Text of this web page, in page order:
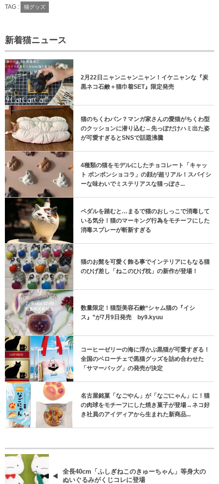
TAG : 猫グッズ
新着猫ニュース
2月22日ニャンニャンニャン！イケニャンな『炭
黒ネコ石鹸＋猫巾着SET』限定発売
猫のちくわパン？マンガ家さんの愛猫がちくわ型
のクッションに潜り込む→先っぽだけハミ出た姿
が可愛すぎるとSNSで話題沸騰
4種類の猫をモデルにしたチョコレート「キャッ
ト ボンボンショコラ」の顔が超リアル！スパイシ
ーな味わいでミステリアスな猫っぽさ...
ペダルを踏むと…まるで猫のおしっこで消毒して
いる気分！猫のマーキング行為をモチーフにした
消毒スプレーが斬新すぎる
猫のお髭を可愛く飾る事でインテリアにもなる猫
のひげ差し「ねこのひげ枕」の新作が登場！
数量限定！猫型美容石鹸“シャム猫の『イシ
ス』”が7月9日発売 by9.kyuu
コーヒーゼリーの海に浮かぶ黒猫が可愛すぎる！
全国のベローチェで黒猫グッズを詰め合わせた
「サマーバッグ」の発売が決定
名古屋銘菓「なごやん」が「なごにゃん」に！猫
の肉球をモチーフにした焼き菓子が登場→ネコ好
き社員のアイディアから生まれた新商品...
全長40cm「ふしぎねこのきゅーちゃん」等身大の
ぬいぐるみがくじコレに登場